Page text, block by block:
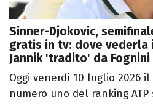
Sinner-Djokovic,
gratis in tv: dove vederla
Jannik 'tradito' da Fognini
Oggi venerdì 10 luglio 2026
numero uno del ranking ATP